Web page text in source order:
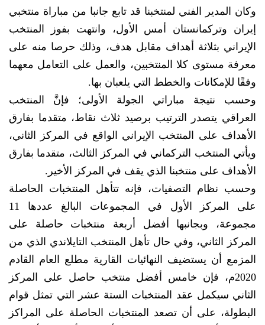
وكان المدير الفني لمنتخبنا قد تابع جانبا من مباراة منتخبي
إيران وتركمانستان أمس الأول، وانتهت بفوز المنتخب
الإيراني بثلاثة أهداف مقابل هدف، وذلك حرصا منه على
معرفة مستوى كلا المنتخبين، والعمل على التعامل معهما
وفقًا للإمكانات والخطط التي يلعبان بها.
وحسب نتيجة مباراتي الجولة الأولى؛ فإنَّ المنتخب
العراقي يتصدر الترتيب برصيد ثلاث نقاط، متقدما بفارق
الأهداف على المنتخب الإيراني الواقع في المركز الثاني،
ويأتي المنتخب التركماني في المركز الثالث، متقدما بفارق
الأهداف على منتخبنا الذي يقف في المركز الأخير.
وحسب نظام التصفيات، فإنه تتأهل المنتخبات الحاصلة
على المركز الأول في المجموعات البالغ عددها 11
مجموعة، وبجانبها أفضل أربعة منتخبات حاصلة على
المركز الثاني، وفي حال تأهل المنتخب التايلاندي الذي من
المزمع أن يستضيف النهائيات القارية مطلع العام القادم
2020م، فإن خامس أفضل منتخب حاصل على المركز
الثاني سيكمل عقد المنتخبات الستة عشر التي تمثل قوام
البطولة، على أن تصعد المنتخبات الحاصلة على المراكز